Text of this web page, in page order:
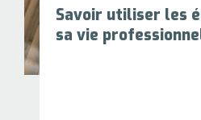
Savoir utiliser les
sa vie